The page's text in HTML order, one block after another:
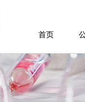
首页